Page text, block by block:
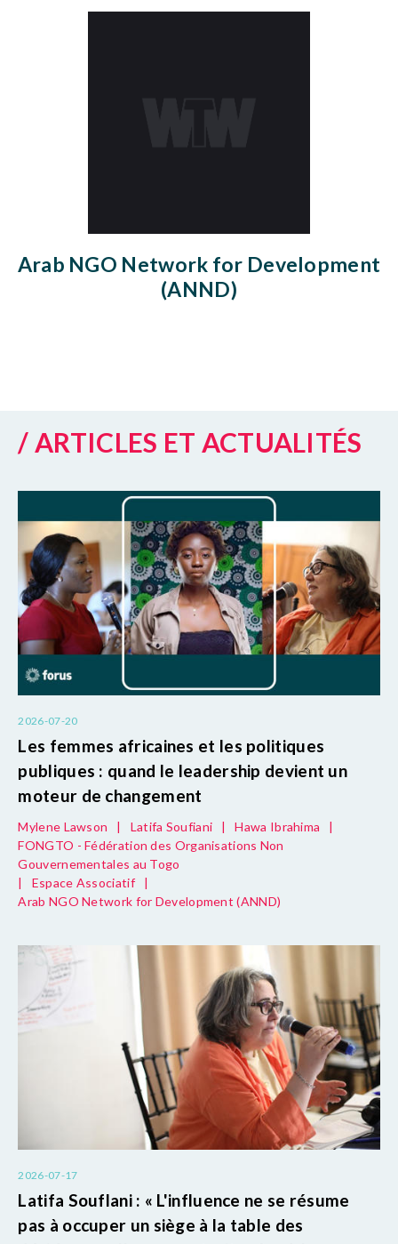
Arab NGO Network for Development
(ANND)
/ ARTICLES ET ACTUALITÉS
2026-07-20
Les femmes africaines et les politiques
publiques : quand le leadership devient un
moteur de changement
Mylene Lawson | Latifa Soufiani | Hawa Ibrahima
|
FONGTO - Fédération des Organisations Non
Gouvernementales au Togo
|
Espace Associatif
|
Arab NGO Network for Development (ANND)
2026-07-17
Latifa Souflani : « L'influence ne se résume
pas à occuper un siège à la table des